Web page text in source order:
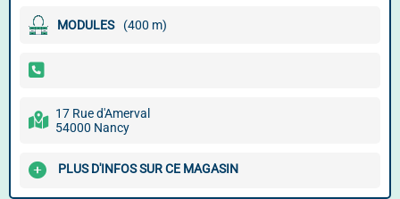
MODULES (400 m)
17 Rue d'Amerval
54000 Nancy
PLUS D'INFOS SUR CE MAGASIN